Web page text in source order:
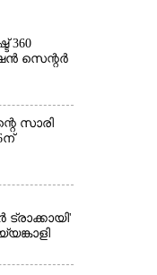
360
സെന്റർ
സാരി